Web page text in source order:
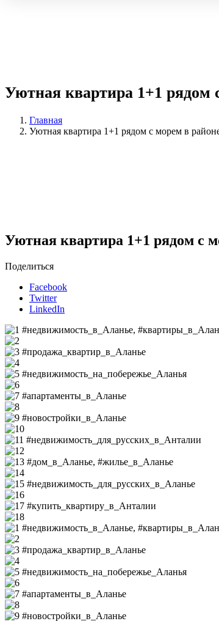
Уютная квартира 1+1 рядом
Главная
Уютная квартира 1+1 рядом с морем в
Уютная квартира 1+1 рядом с
Поделиться
Facebook
Twitter
LinkedIn